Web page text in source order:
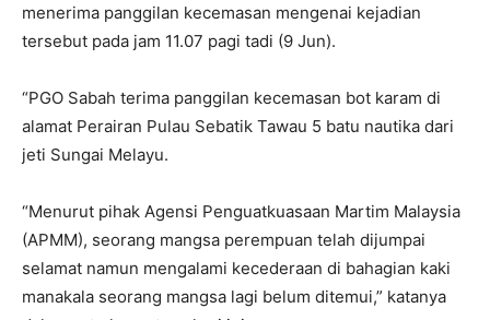
menerima panggilan kecemasan mengenai kejadian
tersebut pada jam 11.07 pagi tadi (9 Jun).
“PGO Sabah terima panggilan kecemasan bot karam di
alamat Perairan Pulau Sebatik Tawau 5 batu nautika dari
jeti Sungai Melayu.
“Menurut pihak Agensi Penguatkuasaan Martim Malaysia
(APMM), seorang mangsa perempuan telah dijumpai
selamat namun mengalami kecederaan di bahagian kaki
manakala seorang mangsa lagi belum ditemui,” katanya